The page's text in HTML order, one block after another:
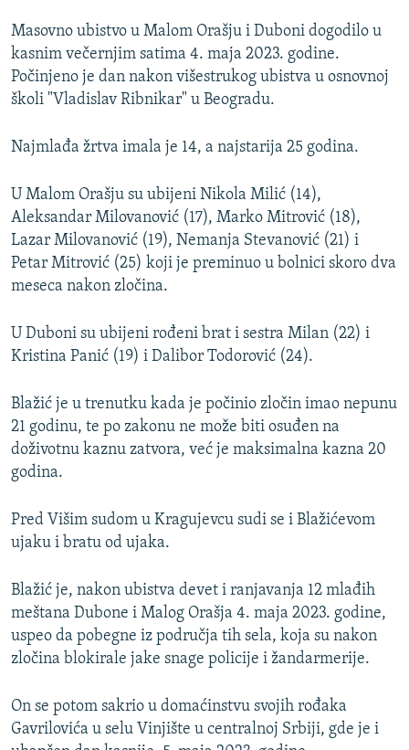
Masovno ubistvo u Malom Orašju i Duboni dogodilo u
kasnim večernjim satima 4. maja 2023. godine.
Počinjeno je dan nakon višestrukog ubistva u osnovnoj
školi "Vladislav Ribnikar" u Beogradu.
Najmlađa žrtva imala je 14, a najstarija 25 godina.
U Malom Orašju su ubijeni Nikola Milić (14),
Aleksandar Milovanović (17), Marko Mitrović (18),
Lazar Milovanović (19), Nemanja Stevanović (21) i
Petar Mitrović (25) koji je preminuo u bolnici skoro dva
meseca nakon zločina.
U Duboni su ubijeni rođeni brat i sestra Milan (22) i
Kristina Panić (19) i Dalibor Todorović (24).
Blažić je u trenutku kada je počinio zločin imao nepunu
21 godinu, te po zakonu ne može biti osuđen na
doživotnu kaznu zatvora, već je maksimalna kazna 20
godina.
Pred Višim sudom u Kragujevcu sudi se i Blažićevom
ujaku i bratu od ujaka.
Blažić je, nakon ubistva devet i ranjavanja 12 mlađih
meštana Dubone i Malog Orašja 4. maja 2023. godine,
uspeo da pobegne iz područja tih sela, koja su nakon
zločina blokirale jake snage policije i žandarmerije.
On se potom sakrio u domaćinstvu svojih rođaka
Gavrilovića u selu Vinjište u centralnoj Srbiji, gde je i